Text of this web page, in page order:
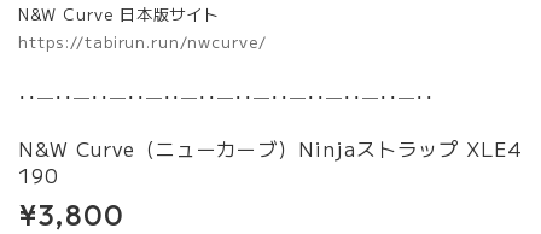
N&W Curve 日本版サイト
https://tabirun.run/nwcurve/
･･─･･─･･─･･─･･─･･─･･─･･─･･─･･─･･─･･
N&W Curve（ニューカーブ）Ninjaストラップ XLE4
190
¥3,800